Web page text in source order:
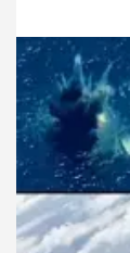
14.07.2026